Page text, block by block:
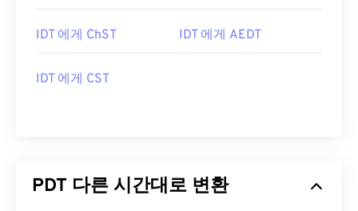
IDT 에게 ChST IDT 에게 AEDT
IDT 에게 CST
PDT 다른 시간대로 변환